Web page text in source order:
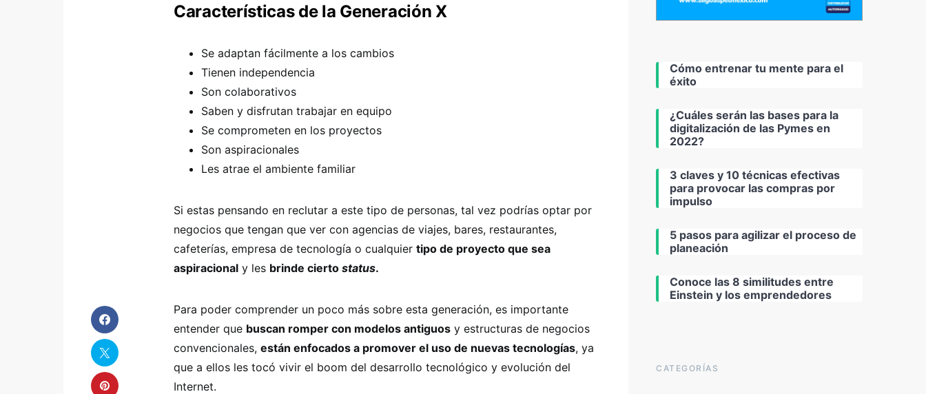
Características de la Generación X
Se adaptan fácilmente a los cambios
Tienen independencia
Son colaborativos
Saben y disfrutan trabajar en equipo
Se comprometen en los proyectos
Son aspiracionales
Les atrae el ambiente familiar
Si estas pensando en reclutar a este tipo de personas, tal vez podrías optar por
negocios que tengan que ver con agencias de viajes, bares, restaurantes,
cafeterías, empresa de tecnología o cualquier tipo de proyecto que sea
aspiracional y les brinde cierto status.
Para poder comprender un poco más sobre esta generación, es importante
entender que buscan romper con modelos antiguos y estructuras de negocios
convencionales, están enfocados a promover el uso de nuevas tecnologías, ya
que a ellos les tocó vivir el boom del desarrollo tecnológico y evolución del
Internet.
Cómo entrenar tu mente para el
éxito
¿Cuáles serán las bases para la
digitalización de las Pymes en
2022?
3 claves y 10 técnicas efectivas
para provocar las compras por
impulso
5 pasos para agilizar el proceso de
planeación
Conoce las 8 similitudes entre
Einstein y los emprendedores
CATEGORÍAS